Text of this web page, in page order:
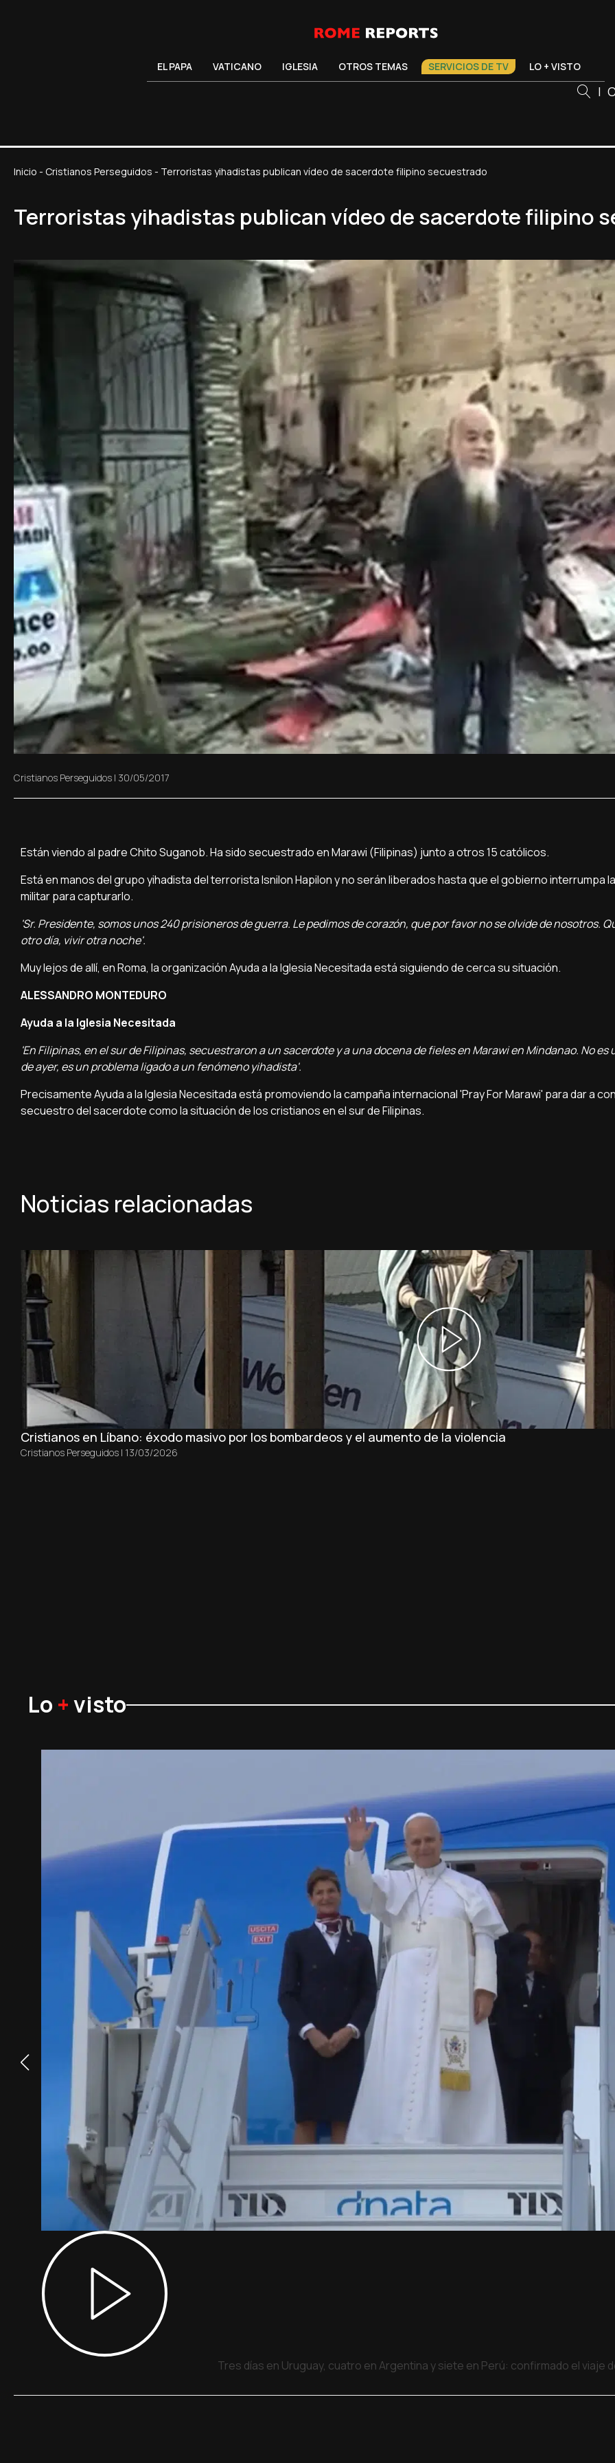
EL PAPA VATICANO IGLESIA OTROS TEMAS SERVICIOS DE TV LO + VISTO
|
Inicio - Cristianos Perseguidos - Terroristas yihadistas publican vídeo de sacerdote filipino secuestrado
Terroristas yihadistas publican vídeo de sacerdote filipino
Cristianos Perseguidos | 30/05/2017
Están viendo al padre Chito Suganob. Ha sido secuestrado en Marawi (Filipinas) junto a otros 15 católicos.
Está en manos del grupo yihadista del terrorista Isnilon Hapilon y no serán liberados hasta que el gobierno interrumpa
militar para capturarlo.
'Sr. Presidente, somos unos 240 prisioneros de guerra. Le pedimos de corazón, que por favor no se olvide de nosotros.
otro dí­a, vivir otra noche'.
Muy lejos de allí­, en Roma, la organización Ayuda a la Iglesia Necesitada está siguiendo de cerca su situación.
ALESSANDRO MONTEDURO
Ayuda a la Iglesia Necesitada
'En Filipinas, en el sur de Filipinas, secuestraron a un sacerdote y a una docena de fieles en Marawi en Mindanao. No es
de ayer, es un problema ligado a un fenómeno yihadista'.
Precisamente Ayuda a la Iglesia Necesitada está promoviendo la campaña internacional 'Pray For Marawi' para dar a
secuestro del sacerdote como la situación de los cristianos en el sur de Filipinas.
Noticias relacionadas
Cristianos en Líbano: éxodo masivo por los bombardeos y el aumento de la violencia
Cristianos Perseguidos | 13/03/2026
Lo +visto
Tres días en Uruguay, cuatro en Argentina y siete en Perú: confirmado el viaje